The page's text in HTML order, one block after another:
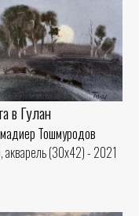
в Гулан
Тошмуродов
акварель (30x42) - 2021